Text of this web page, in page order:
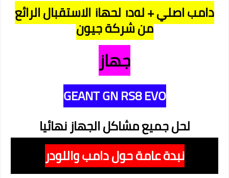
دامب اصلي + لودر لجهاز الاستقبال الرائع
من شركة جيون
جهاز
GEANT GN RS8 EVO
لحل جميع مشاكل الجهاز نهائيا
نبدة عامة حول دامب واللودر